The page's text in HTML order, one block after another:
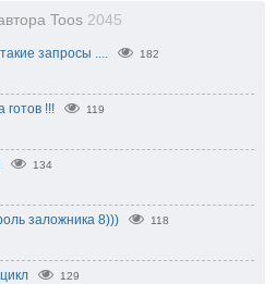
Toos 2045
запросы .... 182
готов !!! 119
134
заложника 8))) 118
129